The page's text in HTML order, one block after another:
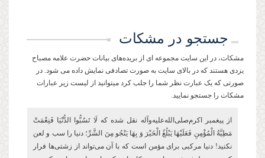
جستجو در مشکات
مشکات، در این سایت مجموعه ای از بریده‌های بیانات حضرت علامه مصباح
یزدی هستند که در بالای سایت به صورت تصادفی نمایش داده می شود. در
صورتی که یک عبارت نظر شما را جلب کرد میتوانید از لیست زیر عبارات
مشکات را جستجو نمایید.
از پیغمبر اکرم‌صلی‌الله‌علیه‌و‌آله نقل شده که لَا تَسُبُّوا الدُّنْیَا فَنِعْمَتْ‏
مَطِیَّةُ الْمُؤْمِنِ فَعَلَیْهَا یَبْلُغُ الْخَیْرَ وَ بِهَا یَنْجُو مِنَ الشَّرِّ؛ دنیا را سب و لعن
نکنید! دنیا مرکبی برای مؤمن است که با آن می‌تواند از زشتی‌ها فرار